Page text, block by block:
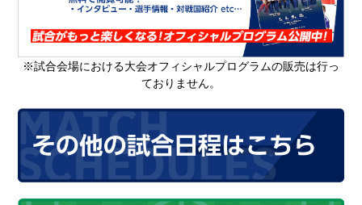
※試合会場における大会オフィシャルプログラムの販売は行っ
ておりません。